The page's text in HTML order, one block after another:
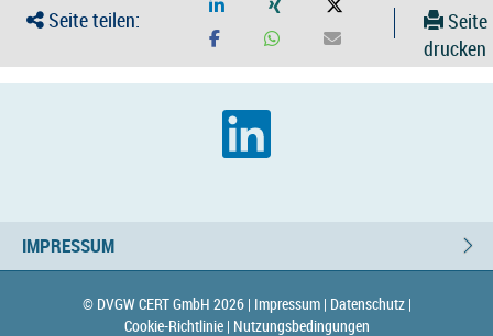
Seite teilen:
Seite
drucken
IMPRESSUM
© DVGW CERT GmbH 2026 | Impressum | Datenschutz |
Cookie-Richtlinie | Nutzungsbedingungen